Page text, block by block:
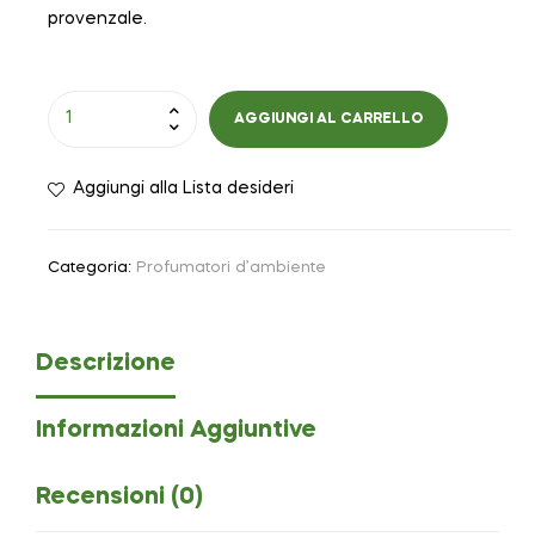
provenzale.
AGGIUNGI AL CARRELLO
Aggiungi alla Lista desideri
Categoria: Profumatori d’ambiente
Descrizione
Informazioni Aggiuntive
Recensioni (0)